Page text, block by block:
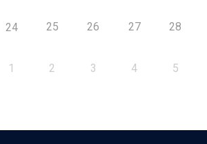
24 25 26 27 28
1 2 3 4 5